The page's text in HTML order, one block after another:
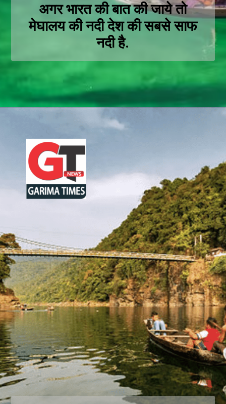
अगर भारत की बात की जाये तो
मेघालय की नदी देश की सबसे साफ
नदी है.